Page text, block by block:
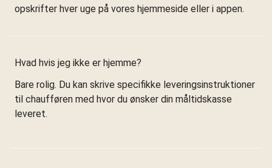
opskrifter hver uge på vores hjemmeside eller i appen.
Hvad hvis jeg ikke er hjemme?
Bare rolig. Du kan skrive specifikke leveringsinstruktioner
til chaufføren med hvor du ønsker din måltidskasse
leveret.